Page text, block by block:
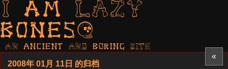
I am LAZY
bones?
AN ancient AND boring SITE
«
2008年 01月 11日 的归档